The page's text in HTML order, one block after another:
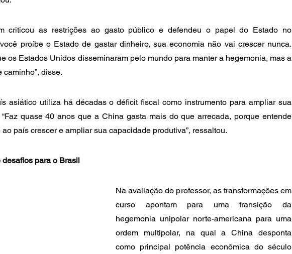
criticou as restrições ao gasto público e defendeu o papel do Estado no
proíbe o Estado de gastar dinheiro, sua economia não vai crescer nunca.
os Estados Unidos disseminaram pelo mundo para manter a hegemonia, mas a
disse.
asiático utiliza há décadas o déficit fiscal como instrumento para ampliar sua
quase 40 anos que a China gasta mais do que arrecada, porque entende
país crescer e ampliar sua capacidade produtiva”, ressaltou.
para o Brasil
Na avaliação do professor, as transformações em
curso apontam para uma transição da
hegemonia unipolar norte-americana para uma
ordem multipolar, na qual a China desponta
como principal potência econômica do século